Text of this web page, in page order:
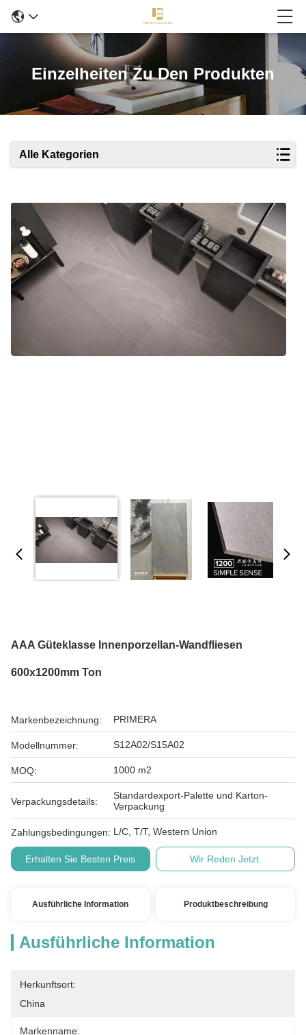
Einzelheiten Zu Den Produkten
Alle Kategorien
AAA Güteklasse Innenporzellan-Wandfliesen
600x1200mm Ton
Markenbezeichnung: PRIMERA
Modellnummer: S12A02/S15A02
MOQ: 1000 m2
Verpackungsdetails:
Standardexport-Palette und Karton-
Verpackung
Zahlungsbedingungen: L/C, T/T, Western Union
Erhalten Sie Besten Preis Wir Reden Jetzt.
Ausführliche Information Produktbeschreibung
Ausführliche Information
Herkunftsort:
China
Markenname: